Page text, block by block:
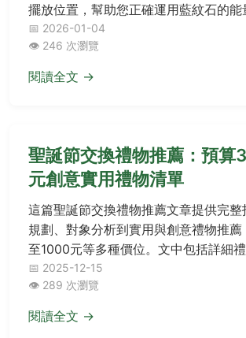
擺放位置，幫助您正確運用藍紋石的能
要的負面影響。
📅 2026-01-04
👁️ 246 次瀏覽
閱讀全文 →
聖誕節交換禮物推薦：預
元創意實用禮物清單
這篇聖誕節交換禮物推薦文章提供完
規劃、對象分析到實用與創意禮物推
至1000元等多種價位。文中包括詳細
技巧及常見問答，幫助你輕鬆應對各種
合，避免尷尬，送出受歡迎的好禮。無
事、朋友或家人，都能找到適合的選擇
問。
📅 2025-12-15
👁️ 289 次瀏覽
閱讀全文 →